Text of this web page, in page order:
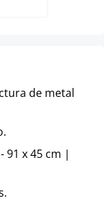
de metal
91 x 45 cm |